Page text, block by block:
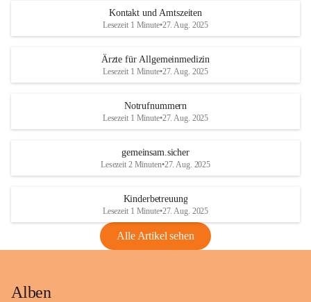
Kontakt und Amtszeiten
Lesezeit 1 Minute•27. Aug. 2025
Ärzte für Allgemeinmedizin
Lesezeit 1 Minute•27. Aug. 2025
Notrufnummern
Lesezeit 1 Minute•27. Aug. 2025
gemeinsam.sicher
Lesezeit 2 Minuten•27. Aug. 2025
Kinderbetreuung
Lesezeit 1 Minute•27. Aug. 2025
Alle Artikel sehen
Alben